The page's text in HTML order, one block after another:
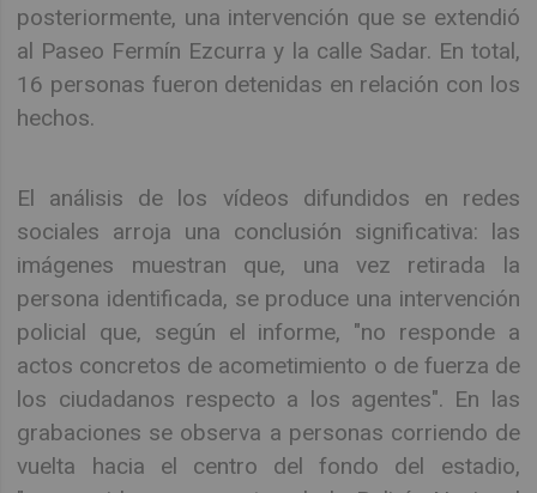
posteriormente, una intervención que se extendió
al Paseo Fermín Ezcurra y la calle Sadar. En total,
16 personas fueron detenidas en relación con los
hechos.
El análisis de los vídeos difundidos en redes
sociales arroja una conclusión significativa: las
imágenes muestran que, una vez retirada la
persona identificada, se produce una intervención
policial que, según el informe, "no responde a
actos concretos de acometimiento o de fuerza de
los ciudadanos respecto a los agentes". En las
grabaciones se observa a personas corriendo de
vuelta hacia el centro del fondo del estadio,